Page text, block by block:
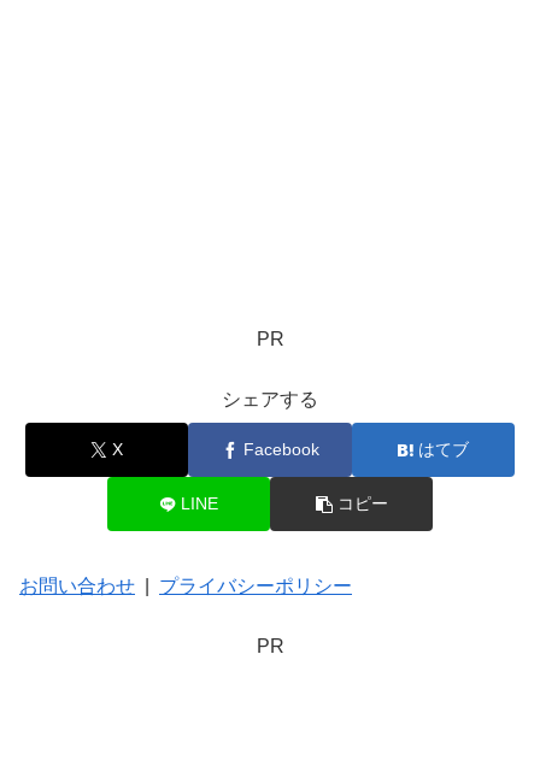
PR
シェアする
X Facebook はてブ
LINE コピー
お問い合わせ プライバシーポリシー
PR